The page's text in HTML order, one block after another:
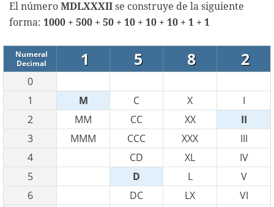
El número MDLXXXII se construye de la siguiente
forma: 1000 + 500 + 50 + 10 + 10 + 10 + 1 + 1
Numeral
Decimal
1 5 8 2
0
1
M C X
I
2
MM CC XX
II
3
MMM CCC XXX
III
4
CD XL
IV
5
D L
V
6
DC LX
VI